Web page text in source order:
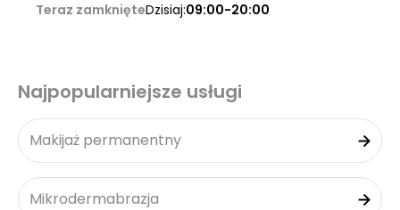
Teraz zamknięteDzisiaj:09:00-20:00
Najpopularniejsze usługi
Makijaż permanentny
Mikrodermabrazja